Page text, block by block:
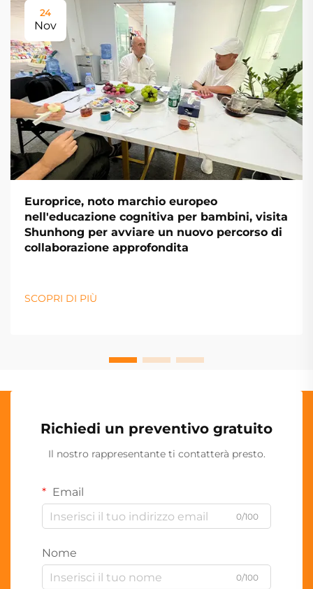
24
Nov
Europrice, noto marchio europeo
nell'educazione cognitiva per bambini, visita
Shunhong per avviare un nuovo percorso di
collaborazione approfondita
SCOPRI DI PIÙ
Richiedi un preventivo gratuito
Il nostro rappresentante ti contatterà presto.
Email
0/100
Nome
0/100